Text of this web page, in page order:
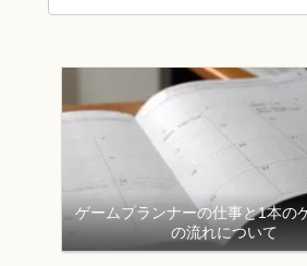
ゲームプランナーの仕事と1本の
の流れについて